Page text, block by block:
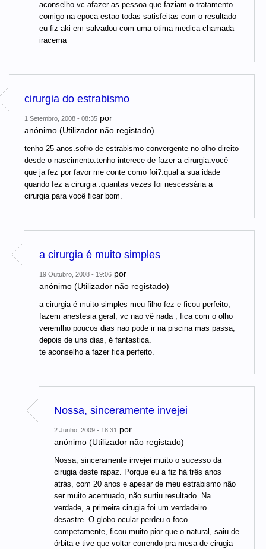
aconselho vc afazer as pessoa que faziam o tratamento
comigo na epoca estao todas satisfeitas com o resultado
eu fiz aki em salvadou com uma otima medica chamada
iracema
cirurgia do estrabismo
1 Setembro, 2008 - 08:35 por
anónimo (Utilizador não registado)
tenho 25 anos.sofro de estrabismo convergente no olho direito
desde o nascimento.tenho interece de fazer a cirurgia.você
que ja fez por favor me conte como foi?.qual a sua idade
quando fez a cirurgia .quantas vezes foi nescessária a
cirurgia para você ficar bom.
a cirurgia é muito simples
19 Outubro, 2008 - 19:06 por
anónimo (Utilizador não registado)
a cirurgia é muito simples meu filho fez e ficou perfeito,
fazem anestesia geral, vc nao vê nada , fica com o olho
veremlho poucos dias nao pode ir na piscina mas passa,
depois de uns dias, é fantastica.
te aconselho a fazer fica perfeito.
Nossa, sinceramente invejei
2 Junho, 2009 - 18:31
por
anónimo (Utilizador não registado)
Nossa, sinceramente invejei muito o sucesso da
cirugia deste rapaz. Porque eu a fiz há três anos
atrás, com 20 anos e apesar de meu estrabismo não
ser muito acentuado, não surtiu resultado. Na
verdade, a primeira cirugia foi um verdadeiro
desastre. O globo ocular perdeu o foco
competamente, ficou muito pior que o natural, saiu de
órbita e tive que voltar correndo pra mesa de cirugia